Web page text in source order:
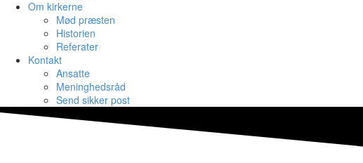
Om kirkerne
Mød præsten
Historien
Referater
Kontakt
Ansatte
Meninghedsråd
Send sikker post